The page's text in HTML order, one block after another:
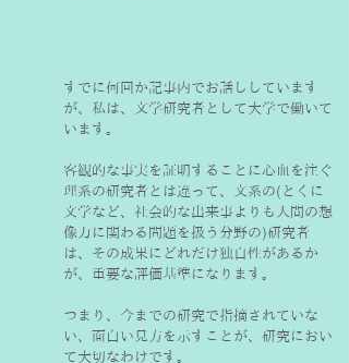
すでに何回か記事内でお話ししています
が、私は、文学研究者として大学で働いて
います。
客観的な事実を証明することに心血を注ぐ
理系の研究者とは違って、文系の(とくに
文学など、社会的な出来事よりも人間の想
像力に関わる問題を扱う分野の)研究者
は、その成果にどれだけ独自性があるか
が、重要な評価基準になります。
つまり、今までの研究で指摘されていな
い、面白い見方を示すことが、研究におい
て大切なわけです。